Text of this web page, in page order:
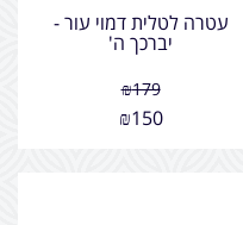
עטרה לטלית דמוי עור -
יברכך ה'
₪179
₪150